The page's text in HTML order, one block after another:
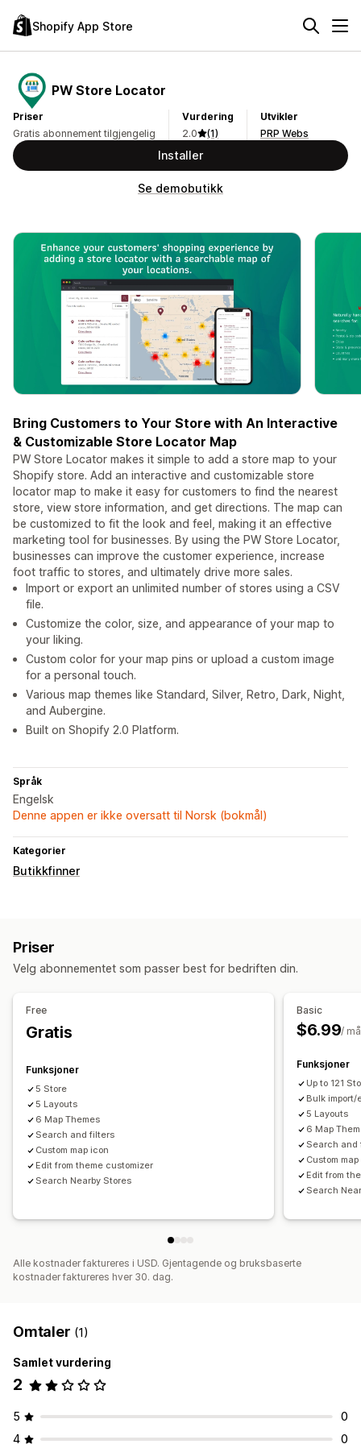
Shopify App Store
PW Store Locator
Priser
Gratis abonnement tilgjengelig
Vurdering
2.0
(1)
Utvikler
PRP Webs
Installer
Se demobutikk
Bring Customers to Your Store with An Interactive
& Customizable Store Locator Map
PW Store Locator makes it simple to add a store map to your
Shopify store. Add an interactive and customizable store
locator map to make it easy for customers to find the nearest
store, view store information, and get directions. The map can
be customized to fit the look and feel, making it an effective
marketing tool for businesses. By using the PW Store Locator,
businesses can improve the customer experience, increase
foot traffic to stores, and ultimately drive more sales.
Import or export an unlimited number of stores using a CSV
file.
Customize the color, size, and appearance of your map to
your liking.
Custom color for your map pins or upload a custom image
for a personal touch.
Various map themes like Standard, Silver, Retro, Dark, Night,
and Aubergine.
Built on Shopify 2.0 Platform.
Språk
Engelsk
Denne appen er ikke oversatt til Norsk (bokmål)
Kategorier
Butikkfinner
Priser
Velg abonnementet som passer best for bedriften din.
Free
Gratis
Funksjoner
5 Store
5 Layouts
6 Map Themes
Search and filters
Custom map icon
Edit from theme customizer
Search Nearby Stores
Basic
$6.99/
Funksjoner
Up to 121
Bulk import/
5 Layouts
6 Map
Search and
Custom
Edit from
Search
Alle kostnader faktureres i USD. Gjentagende og bruksbaserte
kostnader faktureres hver 30. dag.
Omtaler (1)
Samlet vurdering
2
5
0
4
0